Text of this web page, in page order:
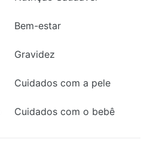
Bem-estar
Gravidez
Cuidados com a pele
Cuidados com o bebê